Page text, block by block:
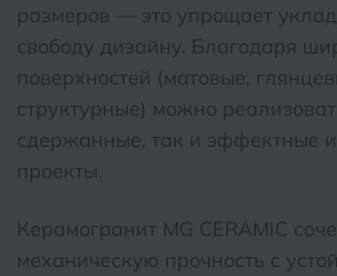
размеров — это упрощает
свободу дизайну. Благодаря
поверхностей (матовые,
структурные) можно
сдержанные, так и эффектные
проекты.
Керамогранит MG CERAMIC
механическую прочность с